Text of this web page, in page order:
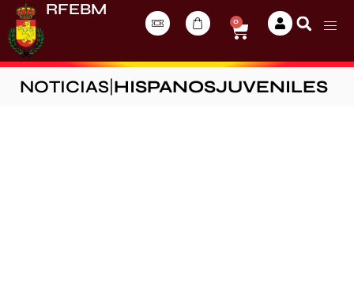
RFEBM
0
NOTICIAS HISPANOSJUVENILES